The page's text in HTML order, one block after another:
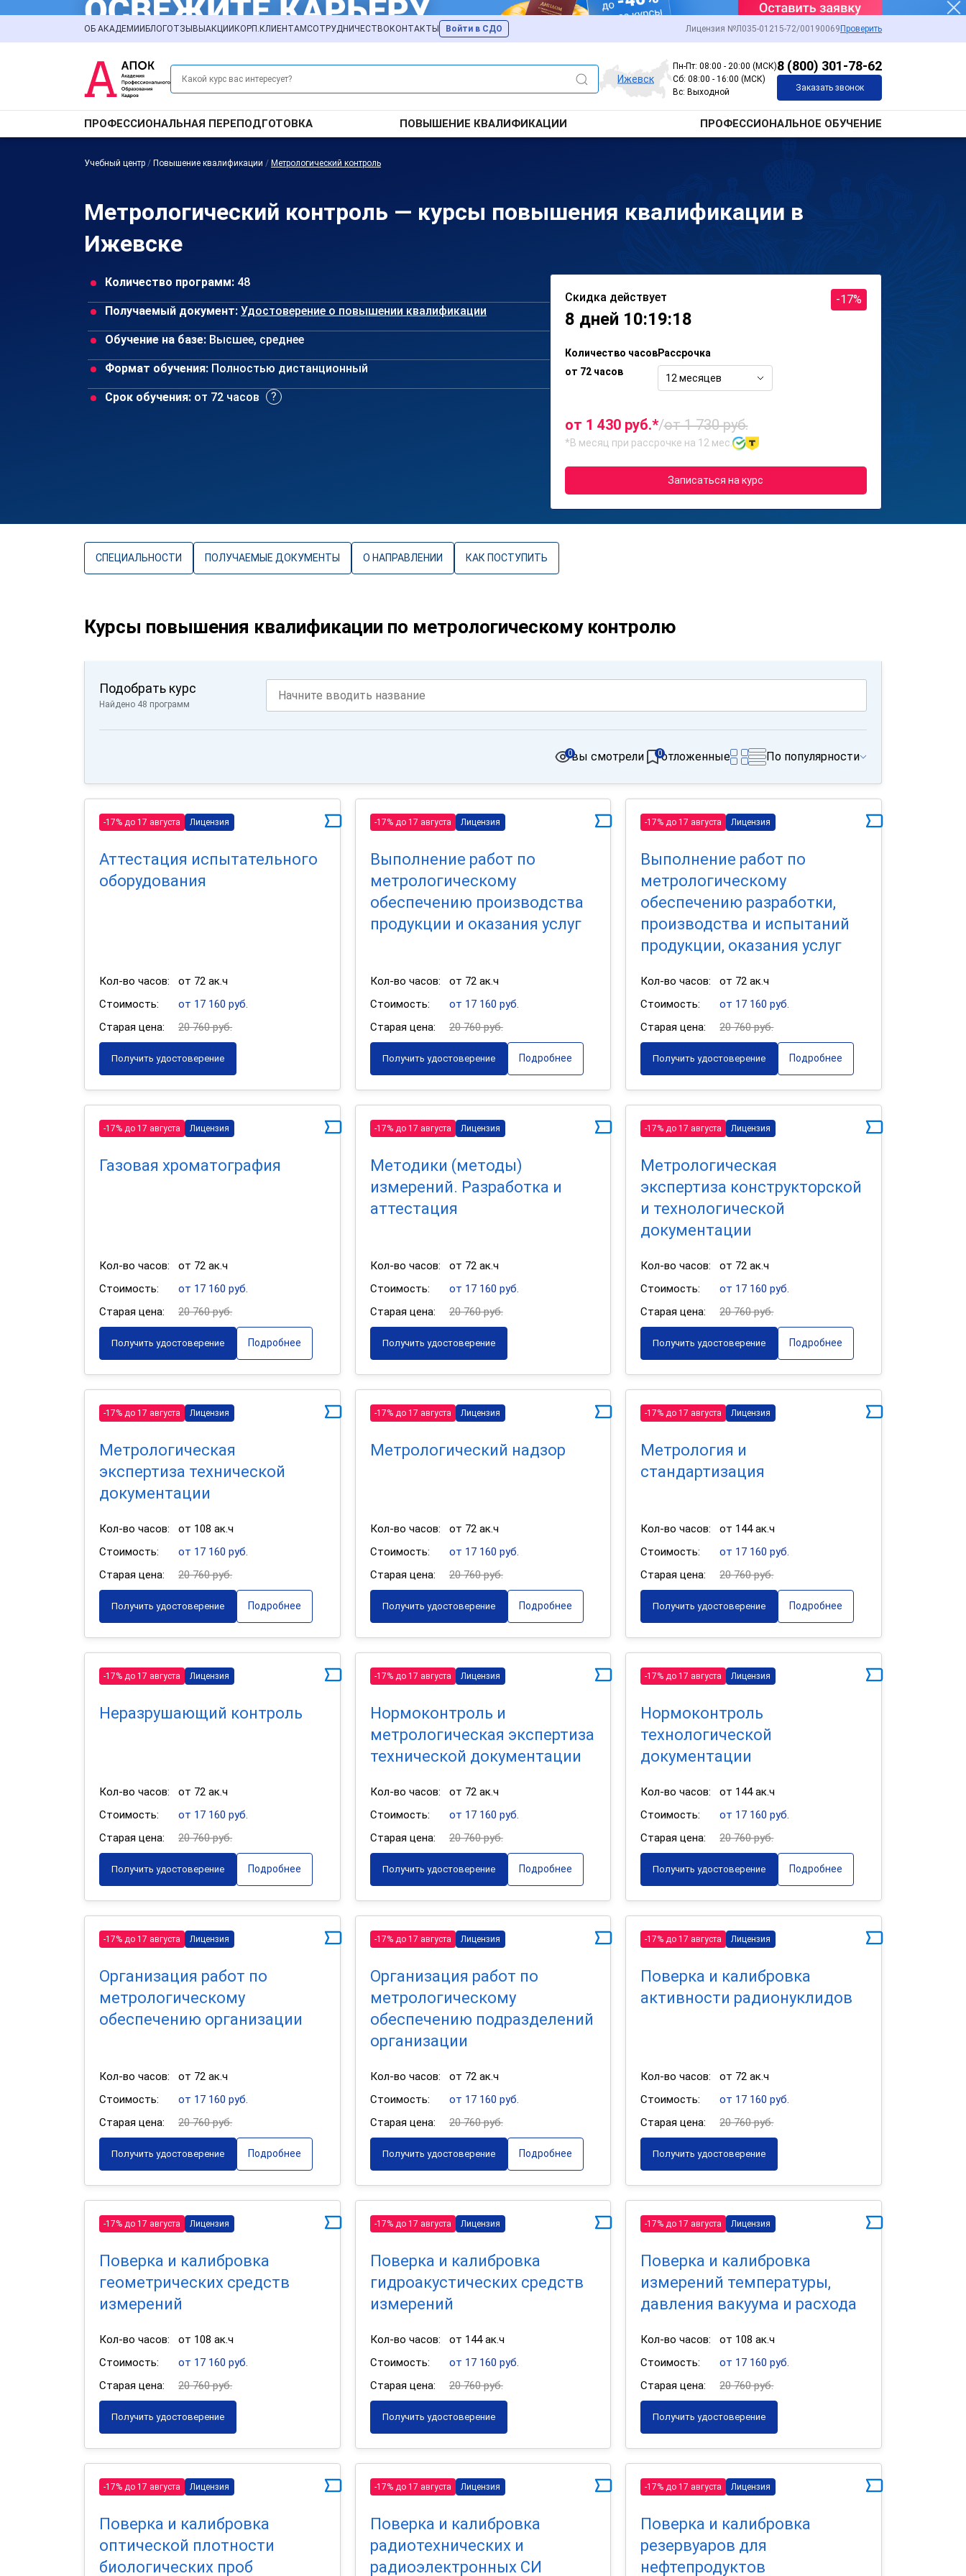
ОБ АКАДЕМИИ БЛОГОТЗЫВЫ АКЦИИ КОРП.КЛИЕНТАМСОТРУДНИЧЕСТВО КОНТАКТЫ Войти в СДО Лицензия №Л035-01215-72/00190069 Проверить
Ижевск
Пн-Пт: 08:00 - 20:00 (МСК)
Сб: 08:00 - 16:00 (МСК)
Вс: Выходной
8 (800) 301-78-62
Заказать звонок
ПРОФЕССИОНАЛЬНАЯ ПЕРЕПОДГОТОВКА ПОВЫШЕНИЕ КВАЛИФИКАЦИИ ПРОФЕССИОНАЛЬНОЕ ОБУЧЕНИЕ
Учебный центр / Повышение квалификации / Метрологический контроль
Метрологический контроль — курсы повышения квалификации в
Ижевске
Количество программ: 48
Получаемый документ: Удостоверение о повышении квалификации
Обучение на базе: Высшее, среднее
Формат обучения: Полностью дистанционный
Срок обучения: от 72 часов
Скидка действует
8 дней 10:19:18
-17%
Количество часов
от 72 часов
Рассрочка
12 месяцев
от 1 430 руб.*/от 1 730 руб.
*В месяц при рассрочке на 12 мес.
Записаться на курс
СПЕЦИАЛЬНОСТИ ПОЛУЧАЕМЫЕ ДОКУМЕНТЫ О НАПРАВЛЕНИИ КАК ПОСТУПИТЬ
Курсы повышения квалификации по метрологическому контролю
Подобрать курс
Найдено 48 программ
вы смотрели
0 отложенные
0 По популярности
-17% до 17 августа Лицензия
Аттестация испытательного
оборудования
Кол-во часов:
от 72 ак.ч
Стоимость:
от 17 160 руб.
Старая цена:
20 760 руб.
Получить удостоверение
-17% до 17 августа Лицензия
Выполнение работ по
метрологическому
обеспечению производства
продукции и оказания услуг
Кол-во часов:
от 72 ак.ч
Стоимость:
от 17 160 руб.
Старая цена:
20 760 руб.
Получить удостоверение Подробнее
-17% до 17 августа Лицензия
Выполнение работ по
метрологическому
обеспечению разработки,
производства и испытаний
продукции, оказания услуг
Кол-во часов:
от 72 ак.ч
Стоимость:
от 17 160 руб.
Старая цена:
20 760 руб.
Получить удостоверение Подробнее
-17% до 17 августа Лицензия
Газовая хроматография
Кол-во часов:
от 72 ак.ч
Стоимость:
от 17 160 руб.
Старая цена:
20 760 руб.
Получить удостоверение Подробнее
-17% до 17 августа Лицензия
Методики (методы)
измерений. Разработка и
аттестация
Кол-во часов:
от 72 ак.ч
Стоимость:
от 17 160 руб.
Старая цена:
20 760 руб.
Получить удостоверение
-17% до 17 августа Лицензия
Метрологическая
экспертиза конструкторской
и технологической
документации
Кол-во часов:
от 72 ак.ч
Стоимость:
от 17 160 руб.
Старая цена:
20 760 руб.
Получить удостоверение Подробнее
-17% до 17 августа Лицензия
Метрологическая
экспертиза технической
документации
Кол-во часов:
от 108 ак.ч
Стоимость:
от 17 160 руб.
Старая цена:
20 760 руб.
Получить удостоверение Подробнее
-17% до 17 августа Лицензия
Метрологический надзор
Кол-во часов:
от 72 ак.ч
Стоимость:
от 17 160 руб.
Старая цена:
20 760 руб.
Получить удостоверение Подробнее
-17% до 17 августа Лицензия
Метрология и
стандартизация
Кол-во часов:
от 144 ак.ч
Стоимость:
от 17 160 руб.
Старая цена:
20 760 руб.
Получить удостоверение Подробнее
-17% до 17 августа Лицензия
Неразрушающий контроль
Кол-во часов:
от 72 ак.ч
Стоимость:
от 17 160 руб.
Старая цена:
20 760 руб.
Получить удостоверение Подробнее
-17% до 17 августа Лицензия
Нормоконтроль и
метрологическая экспертиза
технической документации
Кол-во часов:
от 72 ак.ч
Стоимость:
от 17 160 руб.
Старая цена:
20 760 руб.
Получить удостоверение Подробнее
-17% до 17 августа Лицензия
Нормоконтроль
технологической
документации
Кол-во часов:
от 144 ак.ч
Стоимость:
от 17 160 руб.
Старая цена:
20 760 руб.
Получить удостоверение Подробнее
-17% до 17 августа Лицензия
Организация работ по
метрологическому
обеспечению организации
Кол-во часов:
от 72 ак.ч
Стоимость:
от 17 160 руб.
Старая цена:
20 760 руб.
Получить удостоверение Подробнее
-17% до 17 августа Лицензия
Организация работ по
метрологическому
обеспечению подразделений
организации
Кол-во часов:
от 72 ак.ч
Стоимость:
от 17 160 руб.
Старая цена:
20 760 руб.
Получить удостоверение Подробнее
-17% до 17 августа Лицензия
Поверка и калибровка
активности радионуклидов
Кол-во часов:
от 72 ак.ч
Стоимость:
от 17 160 руб.
Старая цена:
20 760 руб.
Получить удостоверение
-17% до 17 августа Лицензия
Поверка и калибровка
геометрических средств
измерений
Кол-во часов:
от 108 ак.ч
Стоимость:
от 17 160 руб.
Старая цена:
20 760 руб.
Получить удостоверение
-17% до 17 августа Лицензия
Поверка и калибровка
гидроакустических средств
измерений
Кол-во часов:
от 144 ак.ч
Стоимость:
от 17 160 руб.
Старая цена:
20 760 руб.
Получить удостоверение
-17% до 17 августа Лицензия
Поверка и калибровка
измерений температуры,
давления вакуума и расхода
Кол-во часов:
от 108 ак.ч
Стоимость:
от 17 160 руб.
Старая цена:
20 760 руб.
Получить удостоверение
-17% до 17 августа Лицензия
Поверка и калибровка
оптической плотности
биологических проб
-17% до 17 августа Лицензия
Поверка и калибровка
радиотехнических и
радиоэлектронных СИ
-17% до 17 августа Лицензия
Поверка и калибровка
резервуаров для
нефтепродуктов